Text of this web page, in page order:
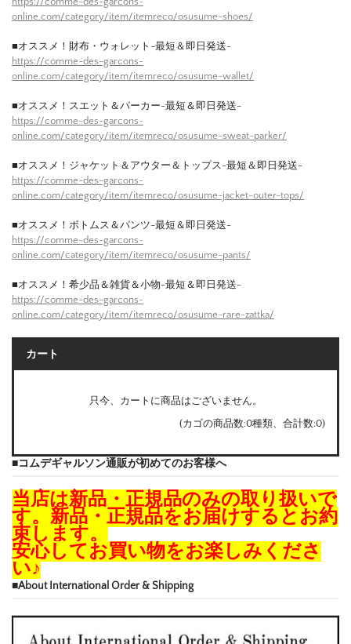
online.com/category/item/itemreco/osusume-shoes/
■オススメ！財布・ウォレット-最短＆即日発送-
https://comme-des-garcons-
online.com/category/item/itemreco/osusume-wallet/
■オススメ！スエット＆パーカー-最短＆即日発送-
https://comme-des-garcons-
online.com/category/item/itemreco/osusume-sweat-parker/
■オススメ！ジャケット＆アウター＆トップス-最短＆即日発送-
https://comme-des-garcons-
online.com/category/item/itemreco/osusume-jacket-outer-tops/
■オススメ！ボトムス＆パンツ-最短＆即日発送-
https://comme-des-garcons-
online.com/category/item/itemreco/osusume-pants/
■オススメ！希少品＆雑貨＆小物-最短＆即日発送-
https://comme-des-garcons-
online.com/category/item/itemreco/osusume-rare-zattka/
カート
只今、カートに商品はございません。
(カゴの商品数:0種類、合計数:0)
■コムデギャルソン通販が初めてのお客様へ
当店は新品・正規品のみの取り扱いで
す。新品・正規品をお届けするとお約
束します。
安心してお買い物をお楽しみくださ
い♪
■About International Order & Shipping